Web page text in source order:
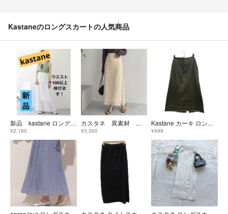
Kastaneのロングスカートの人気商品
新品 kastane ロングスカート レース切替スカート ホワイト フリルスカート ティアードスカート ニット 白 大きいサイズ
¥2,180
カスタネ 異素材 あみあみ ベージュ タイト ウエストゴム ロングスカート 無地
¥3,300
Kastane カーキ ロングスカート デニム フリーサイズ
¥499